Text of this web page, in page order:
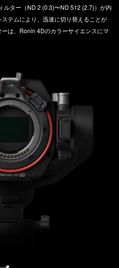
ルター（ND 2 (0.3)〜ND 512 (2.7)）が内
テムにより、迅速に切り替えることが
は、Ronin 4Dのカラーサイエンスにマ